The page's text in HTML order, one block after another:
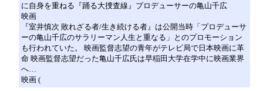
に自身を重ねる『踊る大捜査線』プロデューサーの亀山千広
映画
『室井慎次 敗れざる者/生き続ける者』は公開当時「プロデューサ
ーの亀山千広のサラリーマン人生と重なる」とのプロモーション
も行われていた。 映画監督志望の青年がテレビ局で日本映画に革
命 映画監督志望だった亀山千広氏は早稲田大学在学中に映画業界
へ…
映画 (